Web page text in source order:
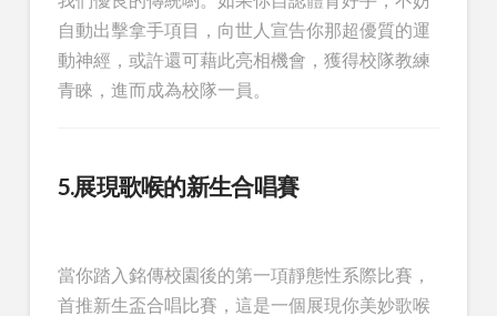
自動出擊拿手項目，向世人宣告你那超優質的運
動神經，或許還可藉此亮相機會，獲得校隊教練
青睞，進而成為校隊一員。
5.展現歌喉的新生合唱賽
當你踏入銘傳校園後的第一項靜態性系際比賽，
首推新生盃合唱比賽，這是一個展現你美妙歌喉